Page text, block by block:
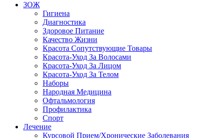
ЗОЖ
Гигиена
Диагностика
Здоровое Питание
Качество Жизни
Красота Сопутствующие Товары
Красота-Уход За Волосами
Красота-Уход За Лицом
Красота-Уход За Телом
Наборы
Народная Медицина
Офтальмология
Профилактика
Спорт
Лечение
Курсовой Прием/Хронические Заболевания